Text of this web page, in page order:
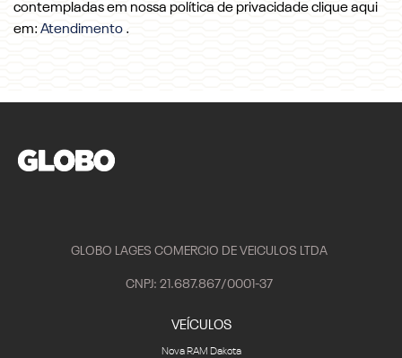
contempladas em nossa política de privacidade clique aqui
em: Atendimento .
GLOBO LAGES COMERCIO DE VEICULOS LTDA
CNPJ: 21.687.867/0001-37
VEÍCULOS
Nova RAM Dakota